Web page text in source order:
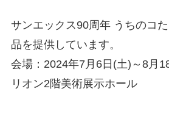
サンエックス90周年 うちのコ
品を提供しています。
会場：2024年7月6日(土)～8月
リオン2階美術展示ホール